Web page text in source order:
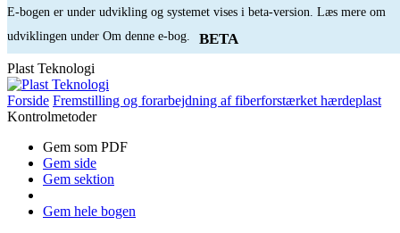
E-bogen er under udvikling og systemet vises i beta-version. Læs mere om
udviklingen under Om denne e-bog.
BETA
Plast Teknologi
Forside Fremstilling og forarbejdning af fiberforstærket hærdeplast
Kontrolmetoder
Gem som PDF
Gem side
Gem sektion
Gem hele bogen